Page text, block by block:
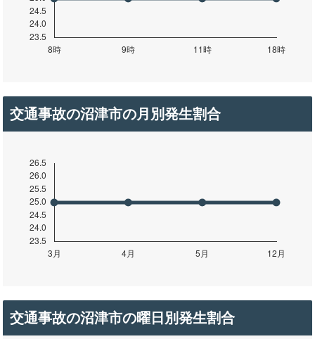
交通事故の沼津市の月別発生割合
交通事故の沼津市の曜日別発生割合